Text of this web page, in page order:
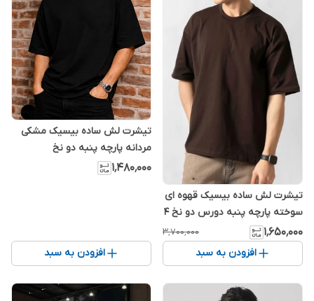
تیشرت لش ساده بیسیک قهوه ای
سوخته پارچه پنبه دورس دو نخ ۴
فصل ☕🍪
۱٬۶۵۰٬۰۰۰ ۳٬۷۰۰٬۰۰۰
افزودن به سبد
تیشرت لش ساده بیسیک مشکی
مردانه پارچه پنبه دو نخ
۱٬۴۸۰٬۰۰۰
افزودن به سبد